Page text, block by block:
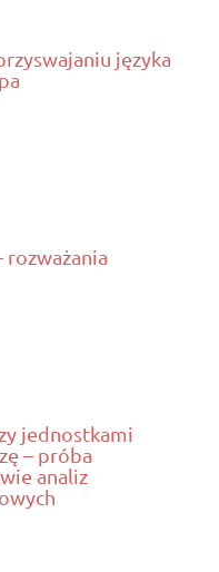
języka
rozważania
jednostkami
– próba
analiz